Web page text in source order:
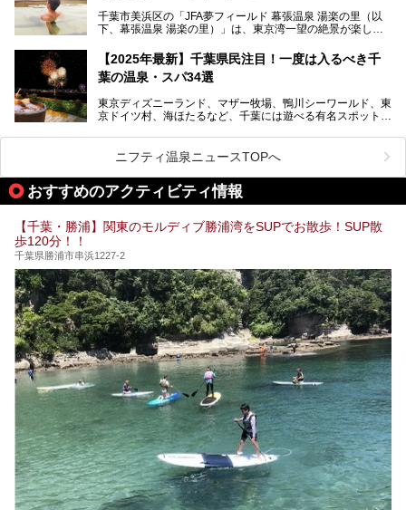
ださい。
提供元：花王株式会社【PR】
この記事は花王株式会社商品のPRレポート記事です。
千葉市美浜区の「JFA夢フィールド 幕張温泉 湯楽の里（以
下、幕張温泉 湯楽の里）」は、東京湾一望の絶景が楽しめ
設備も天然温泉の露天風呂、サウナ、岩盤浴のほか、高濃度
炭酸泉、海の見えるお休み処や食事処、展望抜群の屋上ま
で、年代を問わずたっぷり楽しめます。
今回は人気のこの施設の中でも、特におススメしたい3つの
ポイントについて厳選してお届けします。読めばきっと、行
【2025年最新】千葉県民注目！一度は入るべき千
葉の温泉・スパ34選
東京ディズニーランド、マザー牧場、鴨川シーワールド、東
京ドイツ村、海ほたるなど、千葉には遊べる有名スポットが
県で生まれ、千葉県で育ち、つい最近まで千葉在住だった私
がお勧めする、一度は入るべき千葉の温泉・スパ34選をま
とめました。
ニフティ温泉ニュースTOPへ
おすすめのアクティビティ情報
【千葉・勝浦】関東のモルディブ勝浦湾をSUPでお散歩！SUP散
歩120分！！
千葉県勝浦市串浜1227-2